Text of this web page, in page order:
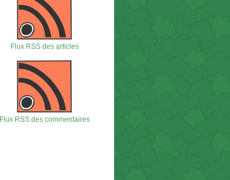
Flux RSS des articles
Flux RSS des commentaires